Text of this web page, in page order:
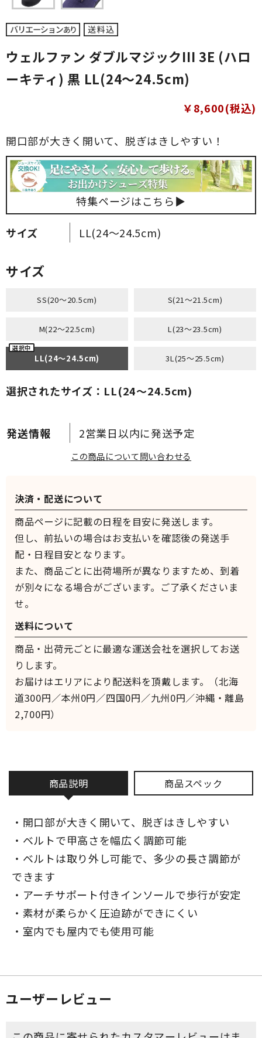
ウェルファン ダブルマジックIII 3E (ハロ
ーキティ) 黒 LL(24～24.5cm)
開口部が大きく開いて、脱ぎはきしやすい！
￥8,600(税込)
サイズ LL(24～24.5cm)
2営業日以内に発送予定
サイズ
SS(20～20.5cm) S(21～21.5cm)
M(22～22.5cm) L(23～23.5cm)
LL(24～24.5cm) 3L(25～25.5cm)
選択されたサイズ：LL(24～24.5cm)
この商品について問い合わせる
特集ページはこちら▶
商品説明 商品スペック
・開口部が大きく開いて、脱ぎはきしやすい
・ベルトで甲高さを幅広く調節可能
・ベルトは取り外し可能で、多少の長さ調節が
できます
・アーチサポート付きインソールで歩行が安定
・素材が柔らかく圧迫跡ができにくい
・室内でも屋内でも使用可能
決済・配送について
商品ページに記載の日程を目安に発送します。
但し、前払いの場合はお支払いを確認後の発送手
配・日程目安となります。
また、商品ごとに出荷場所が異なりますため、到着
が別々になる場合がございます。ご了承くださいま
せ。
送料について
商品・出荷元ごとに最適な運送会社を選択してお送
りします。
お届けはエリアにより配送料を頂戴します。（北海
道300円／本州0円／四国0円／九州0円／沖縄・離島
2,700円）
ユーザーレビュー